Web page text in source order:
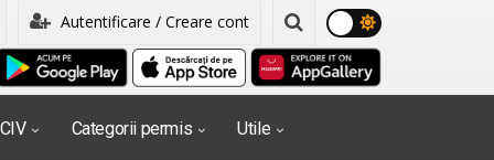
Autentificare / Creare cont
Categorii permis Utile